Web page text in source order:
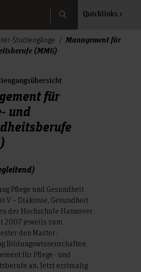
Search Quicklinks
Studiengänge
Management für
(MMG)
für
und
Pflege und Gesundheit
V – Diakonie, Gesundheit
der Hochschule Hannover
2007 jeweils zum
den Master-
Bildungswissenschaften
für Pflege- und
an. Jetzt erstmalig